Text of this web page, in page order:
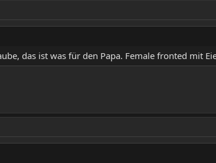
das ist was für den Papa. Female fronted mit